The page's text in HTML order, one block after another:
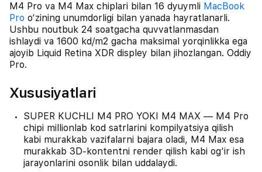
M4 Pro va M4 Max chiplari bilan 16 dyuymli MacBook
Pro o‘zining unumdorligi bilan yanada hayratlanarli.
Ushbu noutbuk 24 soatgacha quvvatlanmasdan
ishlaydi va 1600 kd/m2 gacha maksimal yorqinlikka ega
ajoyib Liquid Retina XDR displey bilan jihozlangan. Oddiy
Pro.
Xususiyatlari
SUPER KUCHLI M4 PRO YOKI M4 MAX — M4 Pro
chipi millionlab kod satrlarini kompilyatsiya qilish
kabi murakkab vazifalarni bajara oladi, M4 Max esa
murakkab 3D-kontentni render qilish kabi og‘ir ish
jarayonlarini osonlik bilan uddalaydi.